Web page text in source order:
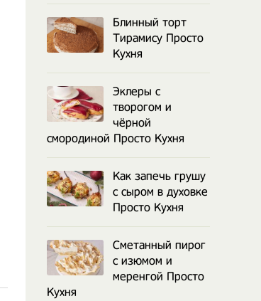
Блинный торт
Тирамису Просто
Кухня
Эклеры с
творогом и
чёрной
смородиной Просто Кухня
Как запечь грушу
с сыром в духовке
Просто Кухня
Сметанный пирог
с изюмом и
меренгой Просто
Кухня